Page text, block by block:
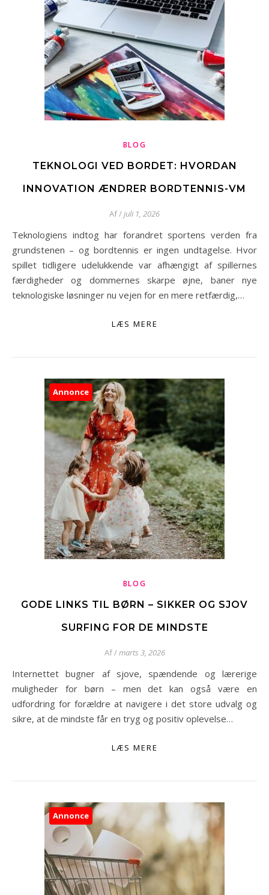
BLOG
TEKNOLOGI VED BORDET: HVORDAN
INNOVATION ÆNDRER BORDTENNIS-VM
Af/juli 1, 2026
Teknologiens indtog har forandret sportens verden fra
grundstenen – og bordtennis er ingen undtagelse. Hvor
spillet tidligere udelukkende var afhængigt af spillernes
færdigheder og dommernes skarpe øjne, baner nye
teknologiske løsninger nu vejen for en mere retfærdig,…
LÆS MERE
Annonce
BLOG
GODE LINKS TIL BØRN – SIKKER OG SJOV
SURFING FOR DE MINDSTE
Af/marts 3, 2026
Internettet bugner af sjove, spændende og lærerige
muligheder for børn – men det kan også være en
udfordring for forældre at navigere i det store udvalg og
sikre, at de mindste får en tryg og positiv oplevelse…
LÆS MERE
Annonce